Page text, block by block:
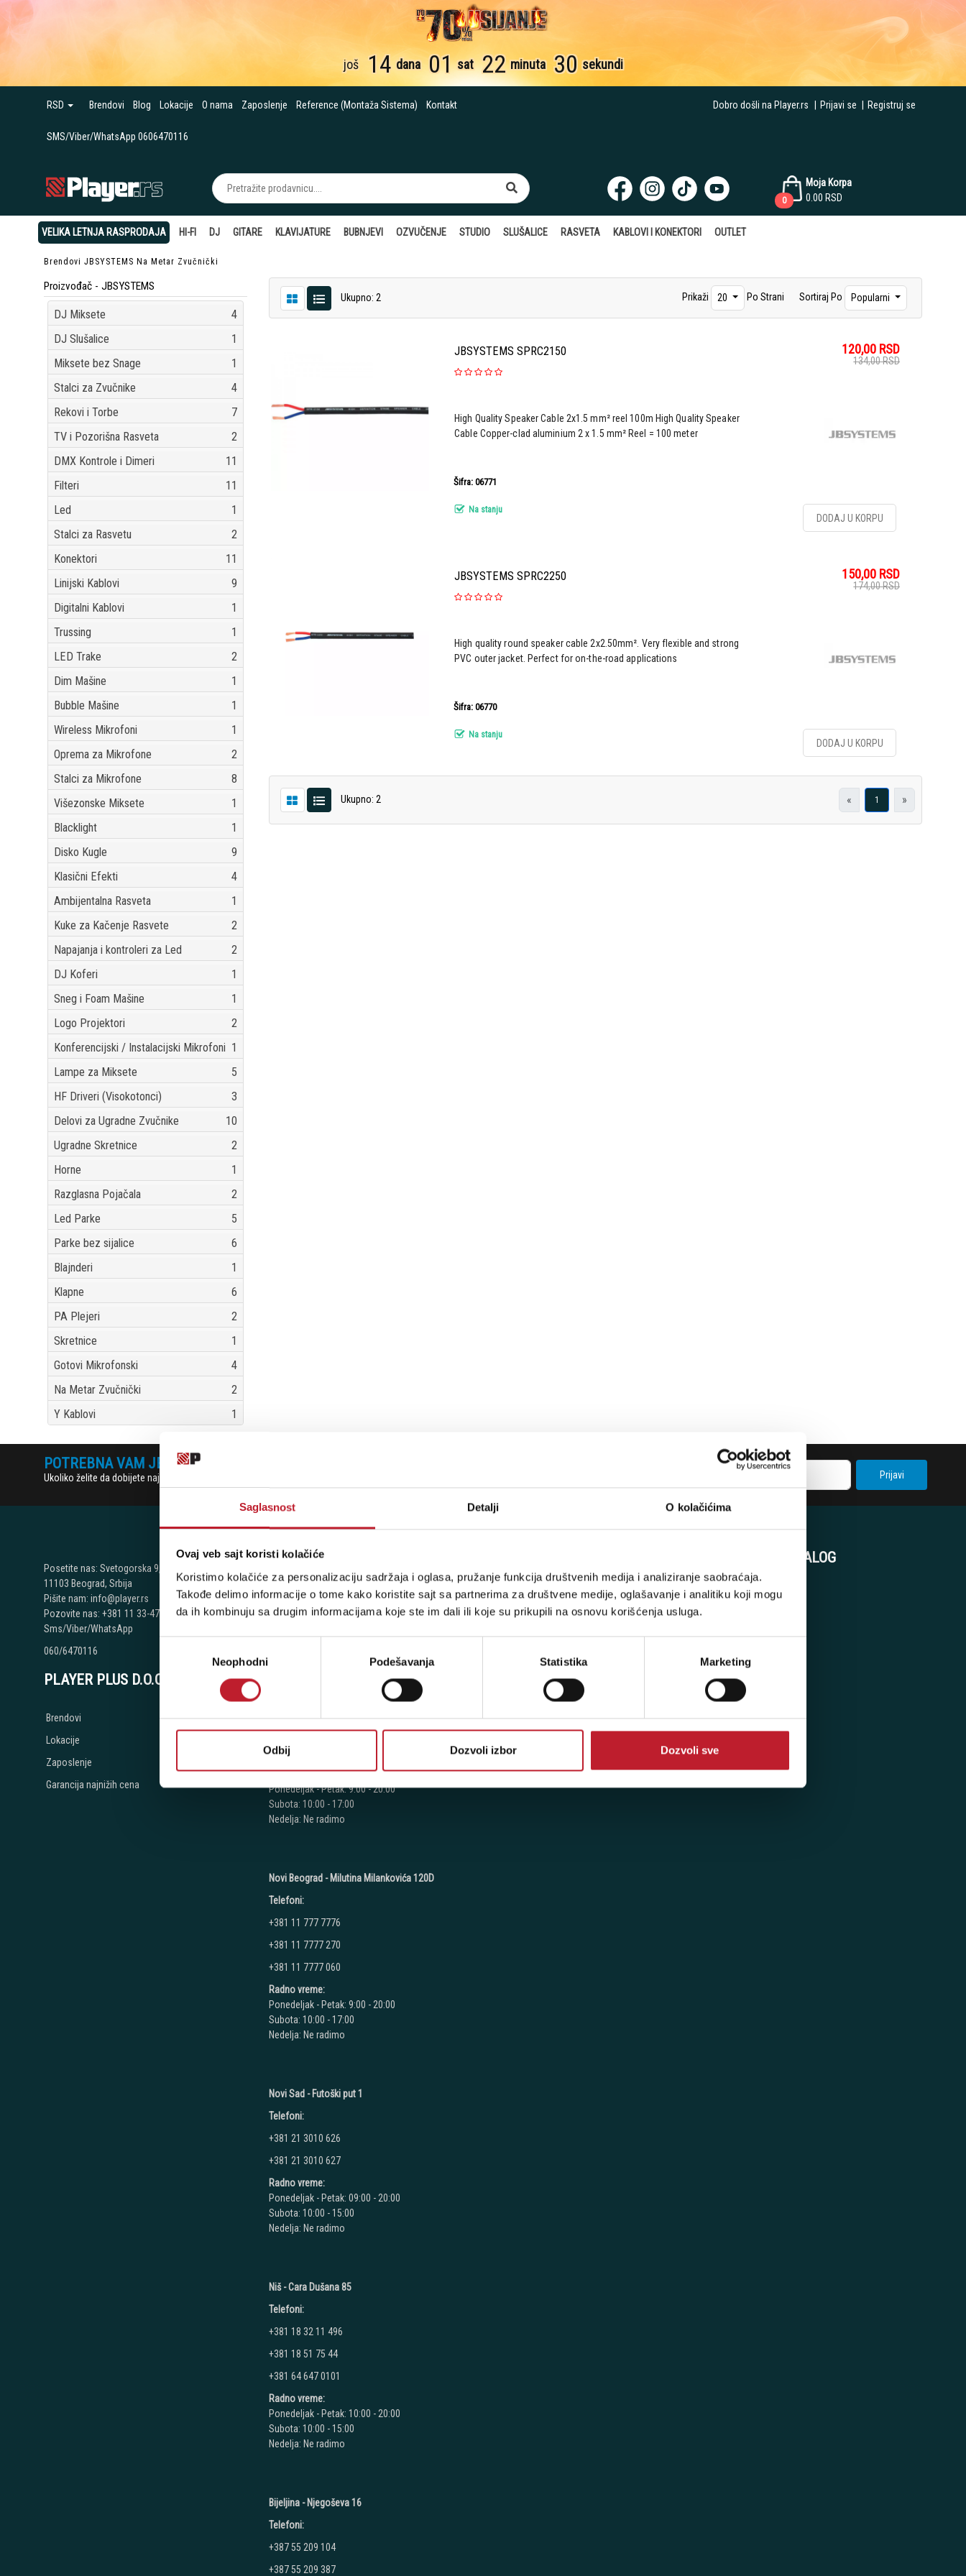
Saglasnost Detalji O kolačićima
Ovaj veb sajt koristi kolačiće
Koristimo kolačiće za personalizaciju sadržaja i oglasa, pružanje funkcija društvenih medija i analiziranje saobraćaja.
Takođe delimo informacije o tome kako koristite sajt sa partnerima za društvene medije, oglašavanje i analitiku koji mogu
da ih kombinuju sa drugim informacijama koje ste im dali ili koje su prikupili na osnovu korišćenja usluga.
сагласностиNeophodni Podešavanja Statistika Marketing
Odbij Dozvoli izbor Dozvoli sve
još 14 dana 01 sat 22 minuta 29 sekundi
RSD Brendovi Blog Lokacije O nama Zaposlenje Reference (Montaža Sistema) Kontakt
SMS/Viber/WhatsApp 0606470116
Dobro došli na Player.rs Prijavi se Registruj se
Moja Korpa
0.00 RSD
0
VELIKA LETNJA RASPRODAJA HI-FI DJ GITARE KLAVIJATURE BUBNJEVI OZVUČENJE STUDIO SLUŠALICE RASVETA KABLOVI I KONEKTORI OUTLET
Brendovi JBSYSTEMS Na Metar Zvučnički
Proizvođač - JBSYSTEMS
DJ Miksete
4
DJ Slušalice
1
Miksete bez Snage
1
Stalci za Zvučnike
4
Rekovi i Torbe
7
TV i Pozorišna Rasveta
2
DMX Kontrole i Dimeri
11
Filteri
11
Led
1
Stalci za Rasvetu
2
Konektori
11
Linijski Kablovi
9
Digitalni Kablovi
1
Trussing
1
LED Trake
2
Dim Mašine
1
Bubble Mašine
1
Wireless Mikrofoni
1
Oprema za Mikrofone
2
Stalci za Mikrofone
8
Višezonske Miksete
1
Blacklight
1
Disko Kugle
9
Klasični Efekti
4
Ambijentalna Rasveta
1
Kuke za Kačenje Rasvete
2
Napajanja i kontroleri za Led
2
DJ Koferi
1
Sneg i Foam Mašine
1
Logo Projektori
2
Konferencijski / Instalacijski Mikrofoni 1
Lampe za Miksete
5
HF Driveri (Visokotonci)
3
Delovi za Ugradne Zvučnike
10
Ugradne Skretnice
2
Horne
1
Razglasna Pojačala
2
Led Parke
5
Parke bez sijalice
6
Blajnderi
1
Klapne
6
PA Plejeri
2
Skretnice
1
Gotovi Mikrofonski
4
Na Metar Zvučnički
2
Y Kablovi
1
Ukupno: 2 Prikaži 20 Po Strani Sortiraj Po Popularni
JBSYSTEMS SPRC2150 120,00 RSD
134,00RSD
High Quality Speaker Cable 2x1.5 mm² reel 100m High Quality Speaker
Cable Copper-clad aluminium 2 x 1.5 mm² Reel = 100 meter
Šifra: 06771
Na stanju
DODAJ U KORPU
JBSYSTEMS SPRC2250 150,00 RSD
174,00RSD
High quality round speaker cable 2x2.50mm². Very flexible and strong
PVC outer jacket. Perfect for on-the-road applications
Šifra: 06770
Na stanju
DODAJ U KORPU
Ukupno: 2 « 1 »
POTREBNA VAM JE POMOĆ? POZOVITE NAS!
Ukoliko želite da dobijete najnovije informacije o novitetima i popustima, prijavite se na naš NEWSLETTER! Prijavi
Posetite nas: Svetogorska 9,
11103 Beograd, Srbija
Pišite nam: info@player.rs
Pozovite nas: +381 11 33-47-615
Sms/Viber/WhatsApp
060/6470116
NAŠE PRODAVNICE
Beograd - Svetogorska 9
Telefoni:
+381 11 3347 442
+381 11 2688 068
+381 11 2688 069
Radno vreme:
Ponedeljak - Petak: 9:00 - 20:00
Subota: 10:00 - 17:00
Nedelja: Ne radimo
Novi Beograd - Milutina Milankovića 120D
Telefoni:
+381 11 777 7776
+381 11 7777 270
+381 11 7777 060
Radno vreme:
Ponedeljak - Petak: 9:00 - 20:00
Subota: 10:00 - 17:00
Nedelja: Ne radimo
Novi Sad - Futoški put 1
Telefoni:
+381 21 3010 626
+381 21 3010 627
Radno vreme:
Ponedeljak - Petak: 09:00 - 20:00
Subota: 10:00 - 15:00
Nedelja: Ne radimo
Niš - Cara Dušana 85
Telefoni:
+381 18 32 11 496
+381 18 51 75 44
+381 64 647 0101
Radno vreme:
Ponedeljak - Petak: 10:00 - 20:00
Subota: 10:00 - 15:00
Nedelja: Ne radimo
Bijeljina - Njegoševa 16
Telefoni:
+387 55 209 104
+387 55 209 387
Povraćaj PDV-a
Politika Privatnosti
Sve o Kupovini
Načini Plaćanja
Pravila besplatne dostave
KORISNIČKI NALOG
Korpa
Prijava
PLAYER PLUS D.O.O.
Brendovi
Lokacije
Zaposlenje
Garancija najnižih cena